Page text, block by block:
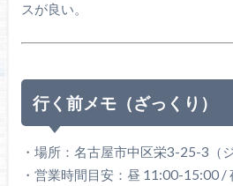
スが良い。
行く前メモ（ざっくり）
・場所：名古屋市中区栄3-25-3（
・営業時間目安：昼 11:00-15:00